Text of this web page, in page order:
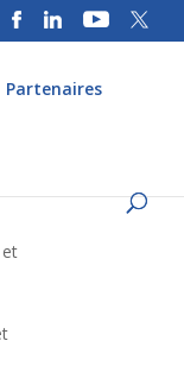
Partenaires